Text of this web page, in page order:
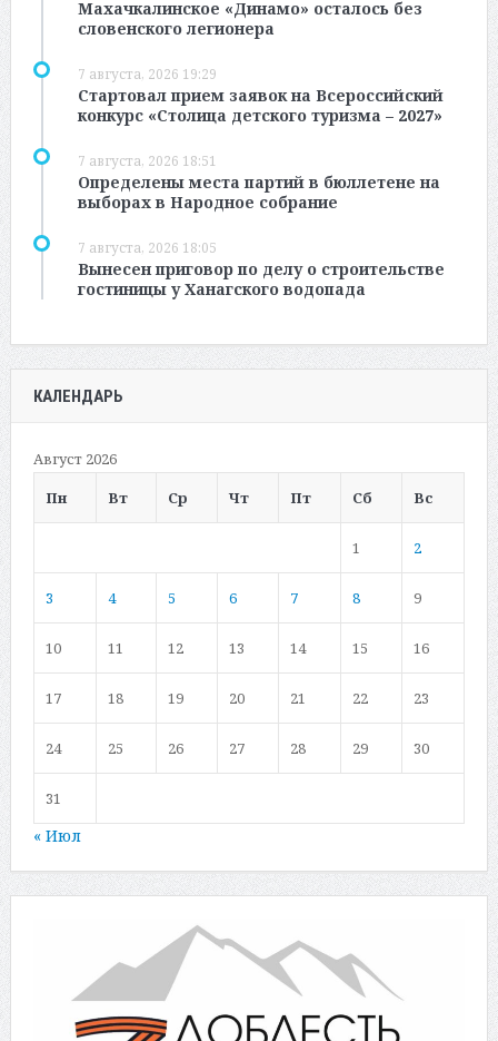
Махачкалинское «Динамо» осталось без
словенского легионера
7 августа, 2026 19:29
Стартовал прием заявок на Всероссийский
конкурс «Столица детского туризма – 2027»
7 августа, 2026 18:51
Определены места партий в бюллетене на
выборах в Народное собрание
7 августа, 2026 18:05
Вынесен приговор по делу о строительстве
гостиницы у Ханагского водопада
КАЛЕНДАРЬ
Август 2026
Пн
Вт Ср Чт Пт Сб Вс
1 2
3 4 5 6 7 8 9
10 11 12 13 14 15 16
17 18 19 20 21 22 23
24 25 26 27 28 29 30
31
« Июл